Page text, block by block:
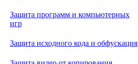
Защита программ и компьютерных
игр
Защита исходного кода и обфускация